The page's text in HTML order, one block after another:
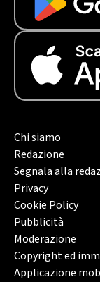
Chi siamo
Redazione
Segnala alla
Privacy
Cookie Policy
Pubblicità
Moderazione
Copyright ed
Applicazione